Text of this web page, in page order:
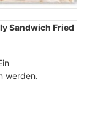
Sandwich Fried
werden.